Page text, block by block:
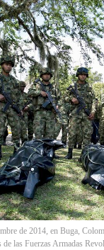
de 2014, en Buga,
las Fuerzas Armadas